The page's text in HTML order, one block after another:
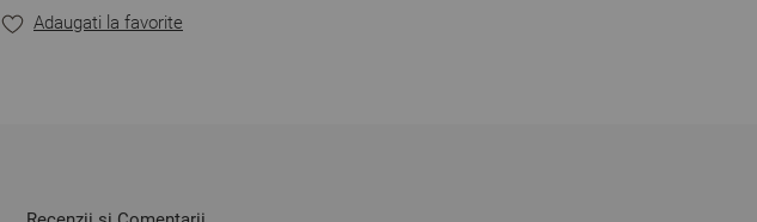
Adaugati la favorite